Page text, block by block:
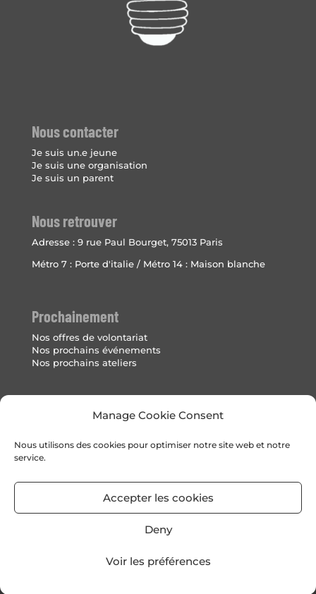
Manage Cookie Consent
Nous utilisons des cookies pour optimiser notre site web et notre
service.
Accepter les cookies
Deny
Voir les préférences
Nous contacter
Je suis un.e jeune
Je suis une organisation
Je suis un parent
Nous retrouver
Adresse : 9 rue Paul Bourget, 75013 Paris
Métro 7 : Porte d'italie / Métro 14 : Maison blanche
Prochainement
Nos offres de volontariat
Nos prochains événements
Nos prochains ateliers
Politique de cookies (UE)